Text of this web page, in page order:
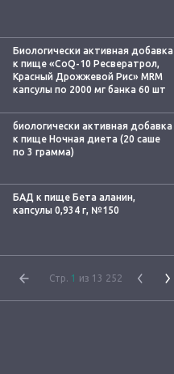
Биологически активная добавка
к пище «CoQ-10 Ресвератрол,
Красный Дрожжевой Рис» MRM
капсулы по 2000 мг банка 60 шт
биологически активная добавка
к пище Ночная диета (20 саше
по 3 грамма)
БАД к пище Бета аланин,
капсулы 0,934 г, №150
Стр. 1 из 13 252